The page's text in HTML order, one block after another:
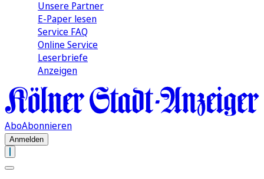
Unsere Partner
E-Paper lesen
Service FAQ
Online Service
Leserbriefe
Anzeigen
AboAbonnieren
Anmelden